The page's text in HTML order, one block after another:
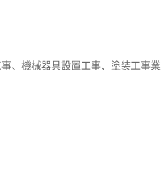
取得いたしました。 般-4 95466号 管工事、機械器具設置工事、塗装工事業